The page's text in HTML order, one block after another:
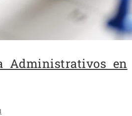
Administrativos en